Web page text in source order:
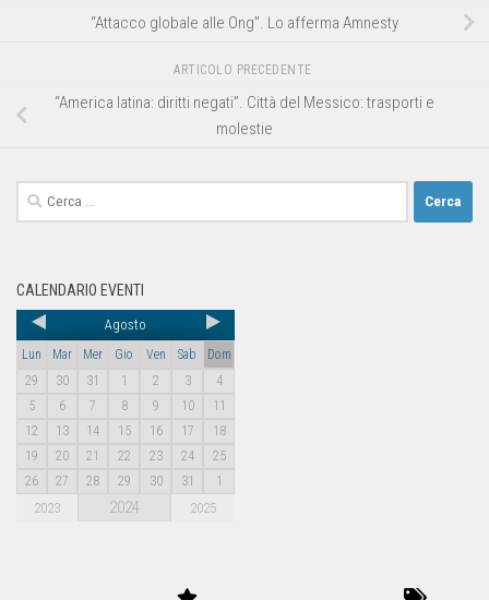
“Attacco globale alle Ong”. Lo afferma Amnesty
ARTICOLO PRECEDENTE
“America latina: diritti negati”. Città del Messico: trasporti e
molestie
CALENDARIO EVENTI
Agosto
Lun Mar Mer Gio Ven Sab
Dom
29
30 31 1 2 3
4
5
6 7 8 9 10
11
12
13 14 15 16 17
18
19
20 21 22 23 24
25
26
27 28 29 30 31 1
2023 2024 2025